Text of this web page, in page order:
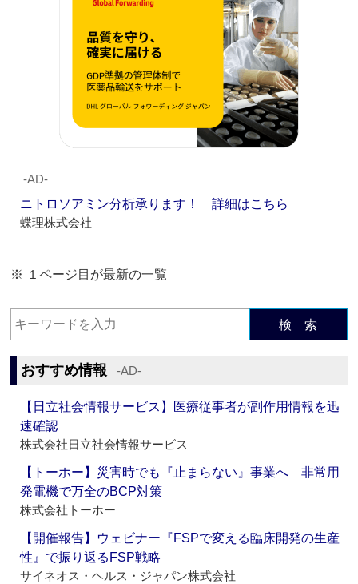
‐AD‐
ニトロソアミン分析承ります！ 詳細はこちら
蝶理株式会社
※ １ページ目が最新の一覧
検 索
おすすめ情報 ‐AD‐
【日立社会情報サービス】医療従事者が副作用情報を迅
速確認
株式会社日立社会情報サービス
【トーホー】災害時でも『止まらない』事業へ 非常用
発電機で万全のBCP対策
株式会社トーホー
【開催報告】ウェビナー『FSPで変える臨床開発の生産
性』で振り返るFSP戦略
サイネオス・ヘルス・ジャパン株式会社